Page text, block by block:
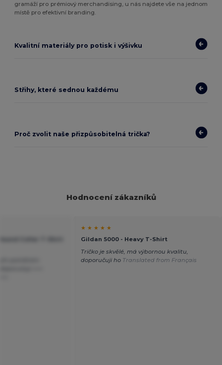
gramáží pro prémiový merchandising, u nás najdete vše na jednom
místě pro efektivní branding.
Kvalitní materiály pro potisk i výšivku
Střihy, které sednou každému
Proč zvolit naše přizpůsobitelná trička?
Hodnocení zákazníků
★ ★ ★ ★ ★
Gildan 5000 - Heavy T-Shirt
Tričko je skvělé, má výbornou kvalitu,
doporučuji ho Translated from Français